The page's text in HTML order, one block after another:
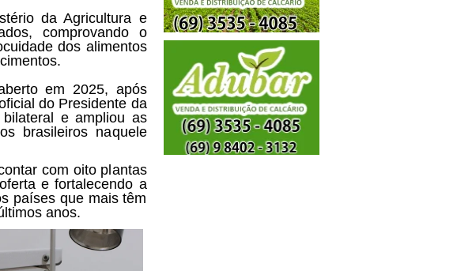
da Agricultura e
comprovando o
dos alimentos
em 2025, após
do Presidente da
e ampliou as
brasileiros naquele
com oito plantas
e fortalecendo a
países que mais têm
anos.